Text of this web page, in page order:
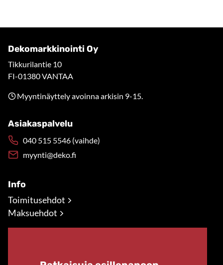
Dekomarkkinointi Oy
Tikkurilantie 10
FI-01380 VANTAA
Myyntinäyttely avoinna arkisin 9-15.
Asiakaspalvelu
040 515 5546 (vaihde)
myynti@deko.fi
Info
Toimitusehdot
Maksuehdot